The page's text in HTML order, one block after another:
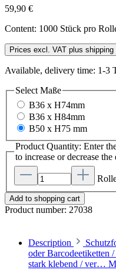
59,90 €
Content: 1000 Stück pro
Prices excl. VAT plus shipping
Available, delivery time: 1-3
Select Maße
B36 x H74mm
B36 x H84mm
B50 x H75 mm
Product Quantity: Enter
to increase or decrease the
Add to shopping cart
Product number: 27038
Description
oder Barcodeetiketten
stark klebend / ver…